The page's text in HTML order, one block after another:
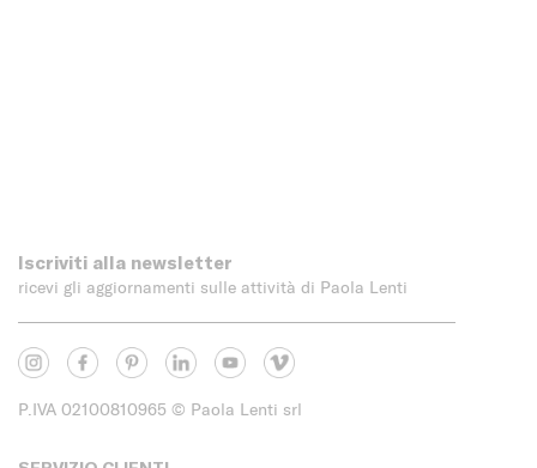
Iscriviti alla newsletter
ricevi gli aggiornamenti sulle attività di Paola Lenti
P.IVA 02100810965 © Paola Lenti srl